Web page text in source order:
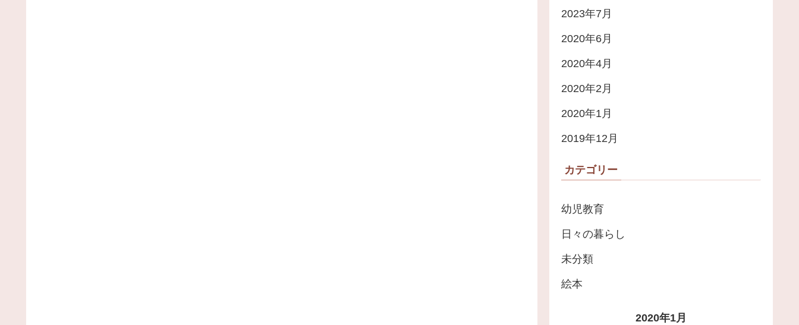
2023年7月
2020年6月
2020年4月
2020年2月
2020年1月
2019年12月
カテゴリー
幼児教育
日々の暮らし
未分類
絵本
2020年1月